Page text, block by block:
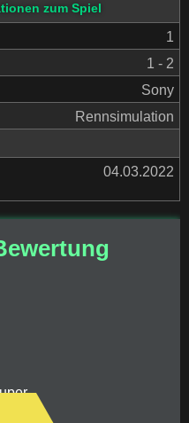
zum Spiel
1
1 - 2
Sony
Rennsimulation
04.03.2022